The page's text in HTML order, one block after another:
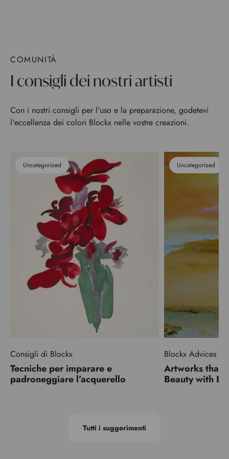
COMUNITÀ
I consigli dei nostri artisti
Con i nostri consigli per l'uso e la preparazione, godetevi
l'eccellenza dei colori Blockx nelle vostre creazioni.
Uncategorized
Consigli di Blockx
Tecniche per imparare e
padroneggiare l’acquerello
Uncategorized
Blockx Advices
Artworks that
Beauty with
Tutti i suggerimenti